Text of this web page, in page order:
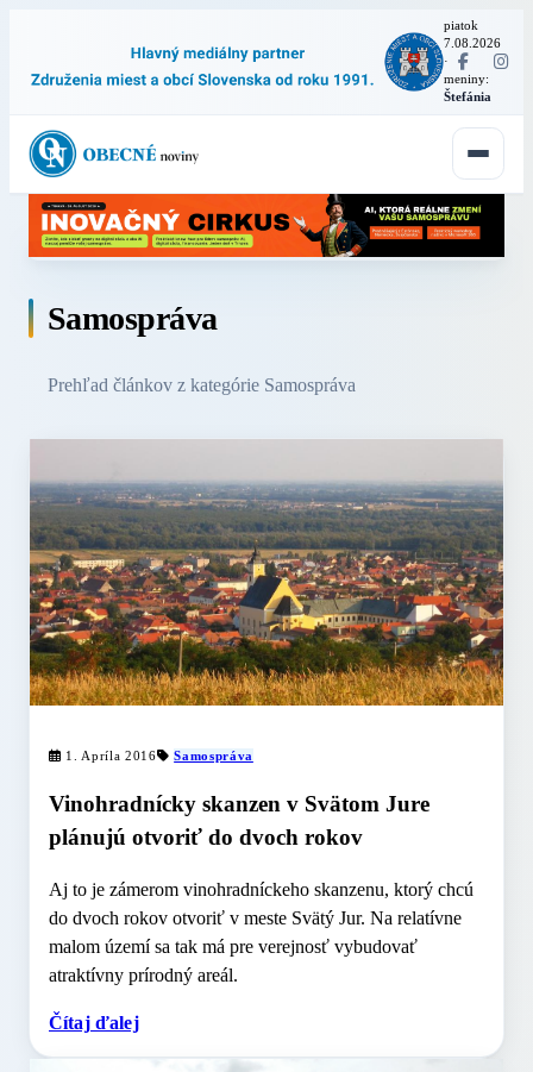
piatok
7.08.2026
·
meniny:
Štefánia
Samospráva
Prehľad článkov z kategórie Samospráva
1. Apríla 2016 Samospráva
Vinohradnícky skanzen v Svätom Jure
plánujú otvoriť do dvoch rokov
Aj to je zámerom vinohradníckeho skanzenu, ktorý chcú
do dvoch rokov otvoriť v meste Svätý Jur. Na relatívne
malom území sa tak má pre verejnosť vybudovať
atraktívny prírodný areál.
Čítaj ďalej